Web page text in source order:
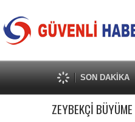
SON DAKİKA
ZEYBEKÇİ